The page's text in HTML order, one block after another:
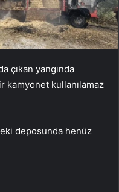
çıkan yangında
kamyonet kullanılamaz
deposunda henüz